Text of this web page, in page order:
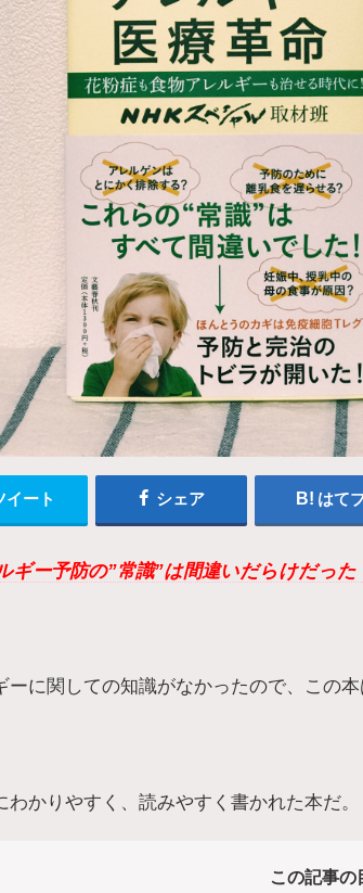
イート シェア はて
ギー予防の”常識”は間違いだらけだった
ーに関しての知識がなかったので、この
わかりやすく、読みやすく書かれた本だ。
この記事の